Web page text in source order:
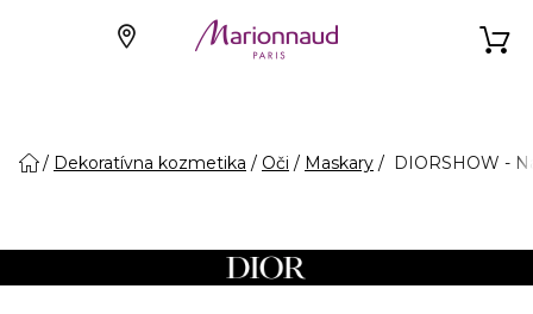
Dekoratívna kozmetika Oči Maskary DIORSHOW -